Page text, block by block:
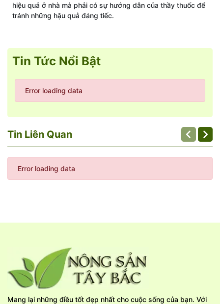
hiệu quả ở nhà mà phải có sự hướng dẫn của thầy thuốc để
tránh những hậu quả đáng tiếc.
Tin Tức Nổi Bật
Error loading data
Tin Liên Quan
Error loading data
Mang lại những điều tốt đẹp nhất cho cuộc sống của bạn. Với